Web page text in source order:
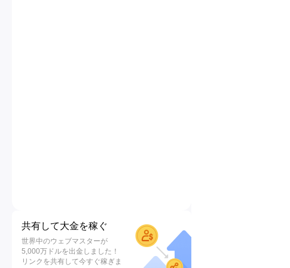
共有して大金を稼ぐ
世界中のウェブマスターが
5,000万ドルを出金しました！
リンクを共有して今すぐ稼ぎま